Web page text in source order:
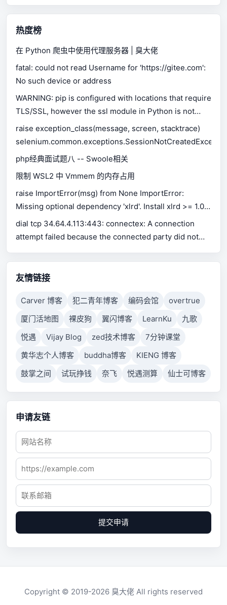
热度榜
在 Python 爬虫中使用代理服务器 | 臭大佬
fatal: could not read Username for 'https://gitee.com':
No such device or address
WARNING: pip is configured with locations that require
TLS/SSL, however the ssl module in Python is not
available.
raise exception_class(message, screen, stacktrace)
php经典面试题八 -- Swoole相关
限制 WSL2 中 Vmmem 的内存占用
raise ImportError(msg) from None ImportError:
Missing optional dependency 'xlrd'. Install xlrd >= 1.0.0
for Excel support Use pip or conda to install xlrd.
dial tcp 34.64.4.113:443: connectex: A connection
attempt failed because the connected party did not
connection failed because connected host has failed
to respond.
友情链接
Carver 博客 犯二青年博客 编码会馆
overtrue
厦门活地图
裸皮狗 翼闪博客 LearnKu
九歌
悦遇
Vijay Blog zed技术博客
7分钟课堂
黄华志个人博客
buddha博客
KIENG 博客
鼓掌之间
试玩挣钱 奈飞 悦遇测算 仙士可博客
申请友链
提交申请
Copyright © 2019-2026 臭大佬 All rights reserved